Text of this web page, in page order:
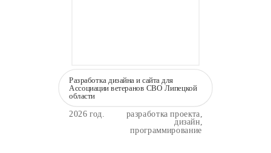
Разработка дизайна и сайта для
Ассоциации ветеранов СВО Липецкой
области
2026 год. разработка проекта,
дизайн,
программирование